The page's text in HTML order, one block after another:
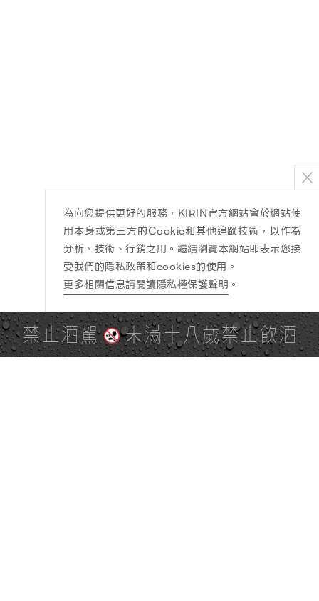
禁止酒駕 未滿十八歲禁止飲酒
為向您提供更好的服務，KIRIN官方網站會於網站使
用本身或第三方的Cookie和其他追蹤技術，以作為
分析、技術、行銷之用。繼續瀏覽本網站即表示您接
受我們的隱私政策和cookies的使用。
更多相關信息請閱讀隱私權保護聲明 。
PAGE TOP